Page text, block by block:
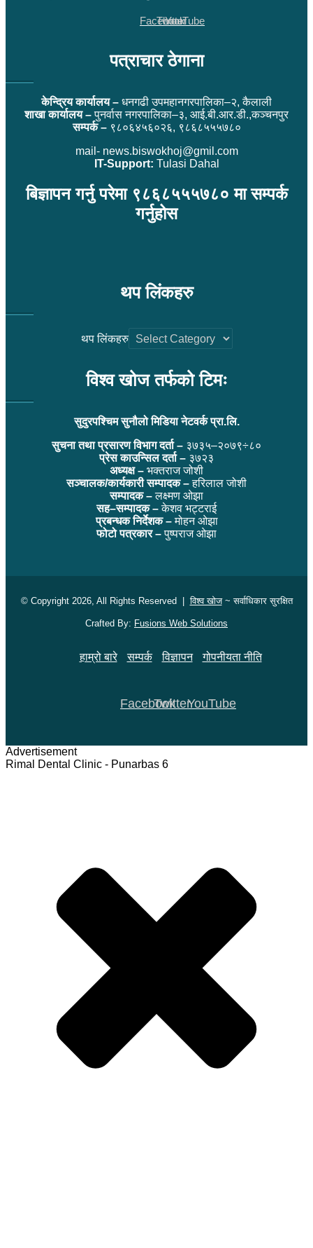
Facebook
Twitter
YouTube
पत्राचार ठेगाना
केन्द्रिय कार्यालय – धनगढी उपमहानगरपालिका–२, कैलाली
शाखा कार्यालय –पुनर्वास नगरपालिका–३, आई.बी.आर.डी.,कञ्चनपुर
सम्पर्क –९८०६४५६०२६, ९८६८५५५७८०
mail- news.biswokhoj@gmil.com
IT-Support: Tulasi Dahal
बिज्ञापन गर्नु परेमा ९८६८५५५७८० मा सम्पर्क
गर्नुहोस
थप लिंकहरु
थप लिंकहरु
विश्व खोज तर्फको टिमः
सुदुरपश्चिम सुनौलो मिडिया नेटवर्क प्रा.लि.
सुचना तथा प्रसारण विभाग दर्ता – ३७३५–२०७९÷८०
प्रेस काउन्सिल दर्ता – ३७२३
अध्यक्ष – भक्तराज जोशी
सञ्चालक/कार्यकारी सम्पादक –हरिलाल जोशी
सम्पादक –लक्ष्मण ओझा
सह–सम्पादक –केशव भट्टराई
प्रबन्धक निर्देशक –मोहन ओझा
फोटो पत्रकार –पुष्पराज ओझा
© Copyright 2026, All Rights Reserved |विश्व खोज~ सर्वाधिकार सुरक्षित
Crafted By: Fusions Web Solutions
हाम्रो बारे सम्पर्क विज्ञापन गोपनीयता नीति
Facebook
TwitterYouTube
Advertisement
Rimal Dental Clinic - Punarbas 6